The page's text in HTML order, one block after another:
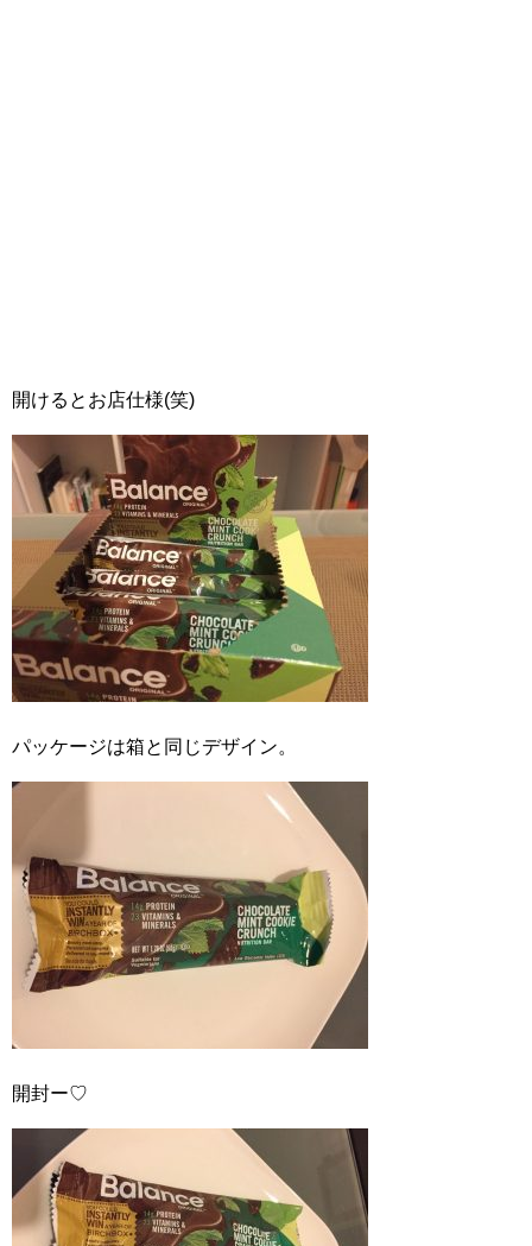
開けるとお店仕様(笑)
パッケージは箱と同じデザイン。
開封ー♡